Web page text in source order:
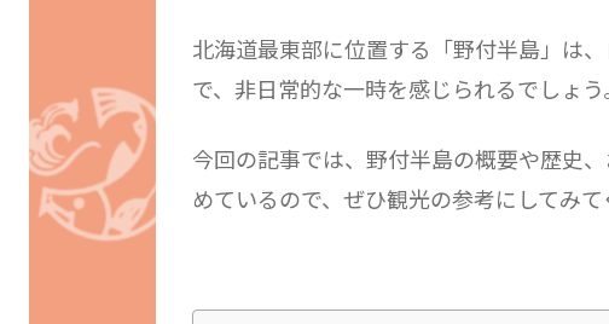
北海道最東部に位置する「野付半島」は
で、非日常的な一時を感じられるでしょう
今回の記事では、野付半島の概要や歴史
めているので、ぜひ観光の参考にしてみて